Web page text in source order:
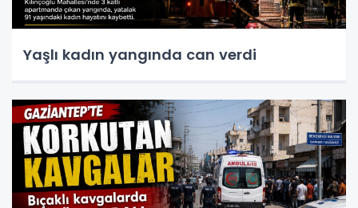
Yaşlı kadın yangında can verdi